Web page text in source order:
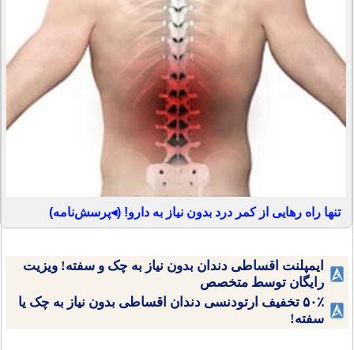
تنها راه رهایی از کمر درد بدون نیاز به دارو! (◂پرسش‌نامه)
ایمپلنت اقساطی دندان بدون نیاز به چک و سفته! ویزیت
رایگان توسط متخصص
۵۰٪ تخفیف ارتودنسی دندان اقساطی بدون نیاز به چک یا
سفته!